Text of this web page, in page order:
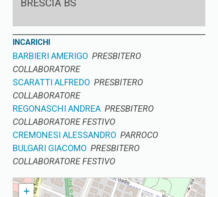
BRESCIA BS
INCARICHI
BARBIERI AMERIGO PRESBITERO
COLLABORATORE
SCARATTI ALFREDO PRESBITERO
COLLABORATORE
REGONASCHI ANDREA PRESBITERO
COLLABORATORE FESTIVO
CREMONESI ALESSANDRO PARROCO
BULGARI GIACOMO PRESBITERO
COLLABORATORE FESTIVO
SANTI FRANCESCO E CHIARA PARROCCHIA DEI SANTI
FRANCESCO E CHIARA
+